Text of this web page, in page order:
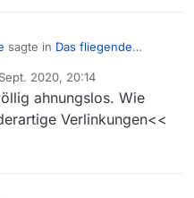
sie erscheint nicht in der
sagte in Das fliegende
den Link angegeben…
2020, 20:14
ahnungslos. Wie
Verlinkungen<<